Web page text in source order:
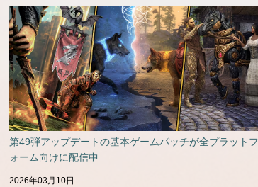
第49弾アップデートの基本ゲームパッチが全プラットフ
ォーム向けに配信中
2026年03月10日